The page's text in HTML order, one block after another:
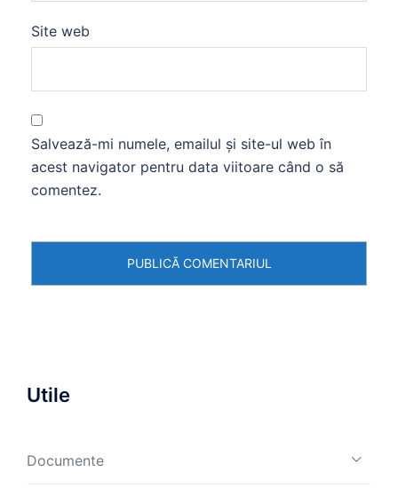
Site web
Salvează-mi numele, emailul și site-ul web în
acest navigator pentru data viitoare când o să
comentez.
Utile
Documente